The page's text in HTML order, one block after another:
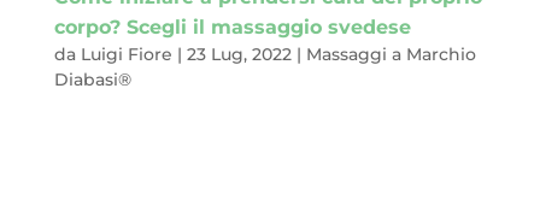
corpo? Scegli il massaggio svedese
da Luigi Fiore | 23 Lug, 2022| Massaggi a Marchio
Diabasi®